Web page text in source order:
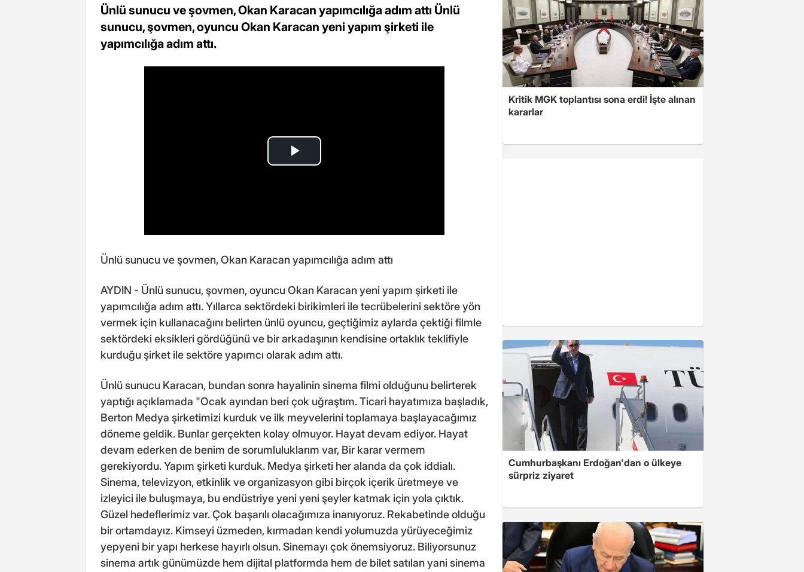
Ünlü sunucu ve şovmen, Okan Karacan yapımcılığa adım attı Ünlü
sunucu, şovmen, oyuncu Okan Karacan yeni yapım şirketi ile
yapımcılığa adım attı.
Ünlü sunucu ve şovmen, Okan Karacan yapımcılığa adım attı
AYDIN - Ünlü sunucu, şovmen, oyuncu Okan Karacan yeni yapım şirketi ile
yapımcılığa adım attı. Yıllarca sektördeki birikimleri ile tecrübelerini sektöre yön
vermek için kullanacağını belirten ünlü oyuncu, geçtiğimiz aylarda çektiği filmle
sektördeki eksikleri gördüğünü ve bir arkadaşının kendisine ortaklık teklifiyle
kurduğu şirket ile sektöre yapımcı olarak adım attı.
Ünlü sunucu Karacan, bundan sonra hayalinin sinema filmi olduğunu belirterek
yaptığı açıklamada "Ocak ayından beri çok uğraştım. Ticari hayatımıza başladık,
Berton Medya şirketimizi kurduk ve ilk meyvelerini toplamaya başlayacağımız
döneme geldik. Bunlar gerçekten kolay olmuyor. Hayat devam ediyor. Hayat
devam ederken de benim de sorumluluklarım var, Bir karar vermem
gerekiyordu. Yapım şirketi kurduk. Medya şirketi her alanda da çok iddialı.
Sinema, televizyon, etkinlik ve organizasyon gibi birçok içerik üretmeye ve
izleyici ile buluşmaya, bu endüstriye yeni yeni şeyler katmak için yola çıktık.
Güzel hedeflerimiz var. Çok başarılı olacağımıza inanıyoruz. Rekabetinde olduğu
bir ortamdayız. Kimseyi üzmeden, kırmadan kendi yolumuzda yürüyeceğimiz
yepyeni bir yapı herkese hayırlı olsun. Sinemayı çok önemsiyoruz. Biliyorsunuz
sinema artık günümüzde hem dijital platformda hem de bilet satılan yani sinema
Kritik MGK toplantısı sona erdi! İşte alınan
kararlar
Cumhurbaşkanı Erdoğan'dan o ülkeye
sürpriz ziyaret